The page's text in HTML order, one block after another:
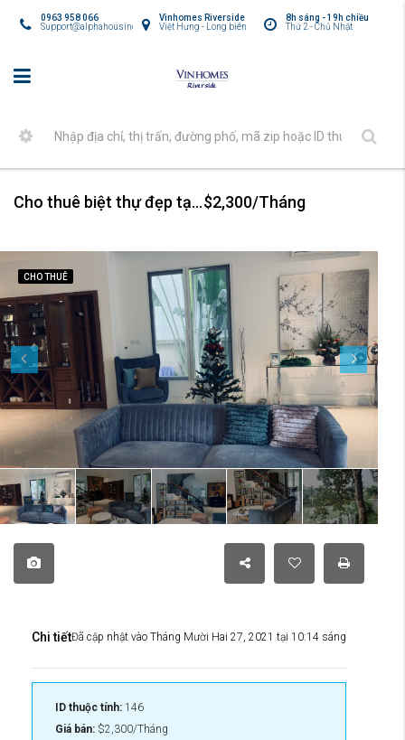
8h sáng - 19h chiều
Thứ 2 - Chủ Nhật
Vinhomes Riverside
Việt Hưng - Long biên
0963 958 066
Support@alphahousing.vn
Cho thuê biệt thự đẹp tại Vinhomes Riverside Long Biên$2,300/Tháng
CHO THUÊ
Chi tiếtĐã cập nhật vào Tháng Mười Hai 27, 2021 tại 10:14 sáng
ID thuộc tính: 146
Giá bán: $2,300/Tháng